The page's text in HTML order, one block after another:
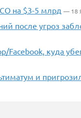
на $3-5 млрд — 18
после угроз
Facebook, куда
и